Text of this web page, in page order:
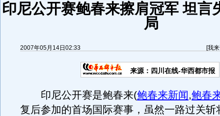
印尼公开赛鲍春来擦肩冠军 坦言
局
2007年05月14日02:33 [我
来源：四川在线-华西都市报
印尼公开赛是鲍春来(鲍春来新闻,鲍春
复后参加的首场国际赛事，虽然一路过关斩